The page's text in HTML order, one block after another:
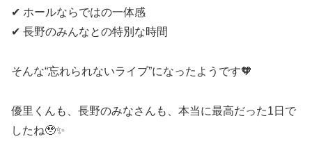
✔ ホールならではの一体感
✔ 長野のみんなとの特別な時間
そんな“忘れられないライブ”になったようです🧡
優里くんも、長野のみなさんも、本当に最高だった1日で
したね🥹✨